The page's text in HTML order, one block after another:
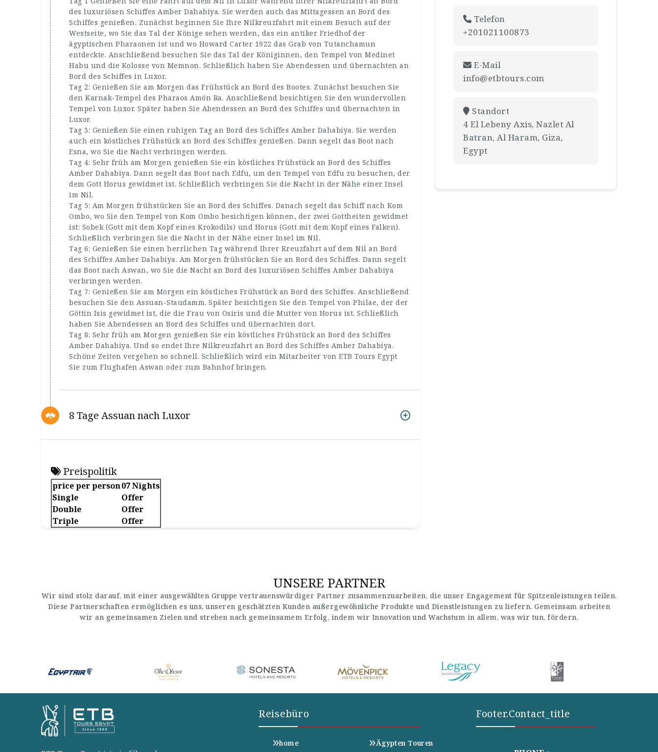
des luxuriösen Schiffes Amber Dahabiya. Sie werden auch das Mittagessen an Bord des
Schiffes genießen. Zunächst beginnen Sie Ihre Nilkreuzfahrt mit einem Besuch auf der
Westseite, wo Sie das Tal der Könige sehen werden, das ein antiker Friedhof der
ägyptischen Pharaonen ist und wo Howard Carter 1922 das Grab von Tutanchamun
entdeckte. Anschließend besuchen Sie das Tal der Königinnen, den Tempel von Medinet
Habu und die Kolosse von Memnon. Schließlich haben Sie Abendessen und übernachten an
Bord des Schiffes in Luxor.
Tag 2: Genießen Sie am Morgen das Frühstück an Bord des Bootes. Zunächst besuchen Sie
den Karnak-Tempel des Pharaos Amón Ra. Anschließend besichtigen Sie den wundervollen
Tempel von Luxor. Später haben Sie Abendessen an Bord des Schiffes und übernachten in
Luxor.
Tag 3: Genießen Sie einen ruhigen Tag an Bord des Schiffes Amber Dahabiya. Sie werden
auch ein köstliches Frühstück an Bord des Schiffes genießen. Dann segelt das Boot nach
Esna, wo Sie die Nacht verbringen werden.
Tag 4: Sehr früh am Morgen genießen Sie ein köstliches Frühstück an Bord des Schiffes
Amber Dahabiya. Dann segelt das Boot nach Edfu, um den Tempel von Edfu zu besuchen, der
dem Gott Horus gewidmet ist. Schließlich verbringen Sie die Nacht in der Nähe einer Insel
im Nil.
Tag 5: Am Morgen frühstücken Sie an Bord des Schiffes. Danach segelt das Schiff nach Kom
Ombo, wo Sie den Tempel von Kom Ombo besichtigen können, der zwei Gottheiten gewidmet
ist: Sobek (Gott mit dem Kopf eines Krokodils) und Horus (Gott mit dem Kopf eines Falken).
Schließlich verbringen Sie die Nacht in der Nähe einer Insel im Nil.
Tag 6: Genießen Sie einen herrlichen Tag während Ihrer Kreuzfahrt auf dem Nil an Bord
des Schiffes Amber Dahabiya. Am Morgen frühstücken Sie an Bord des Schiffes. Dann segelt
das Boot nach Aswan, wo Sie die Nacht an Bord des luxuriösen Schiffes Amber Dahabiya
verbringen werden.
Tag 7: Genießen Sie am Morgen ein köstliches Frühstück an Bord des Schiffes. Anschließend
besuchen Sie den Assuan-Staudamm. Später besichtigen Sie den Tempel von Philae, der der
Göttin Isis gewidmet ist, die die Frau von Osiris und die Mutter von Horus ist. Schließlich
haben Sie Abendessen an Bord des Schiffes und übernachten dort.
Tag 8: Sehr früh am Morgen genießen Sie ein köstliches Frühstück an Bord des Schiffes
Amber Dahabiya. Und so endet Ihre Nilkreuzfahrt an Bord des Schiffes Amber Dahabiya.
Schöne Zeiten vergehen so schnell. Schließlich wird ein Mitarbeiter von ETB Tours Egypt
Sie zum Flughafen Aswan oder zum Bahnhof bringen.
8 Tage Assuan nach Luxor
Preispolitik
price per person07 Nights
Single
Offer
Double
Offer
Triple
Offer
Telefon
+201021100873
E-Mail
info@etbtours.com
Standort
4 El Lebeny Axis, Nazlet Al
Batran, Al Haram, Giza,
Egypt
UNSERE PARTNER
Wir sind stolz darauf, mit einer ausgewählten Gruppe vertrauenswürdiger Partner zusammenzuarbeiten, die unser Engagement für Spitzenleistungen teilen.
Diese Partnerschaften ermöglichen es uns, unseren geschätzten Kunden außergewöhnliche Produkte und Dienstleistungen zu liefern. Gemeinsam arbeiten
wir an gemeinsamen Zielen und streben nach gemeinsamem Erfolg, indem wir Innovation und Wachstum in allem, was wir tun, fördern.
Reisebüro
home
Ägypten Touren
Footer.contact_title